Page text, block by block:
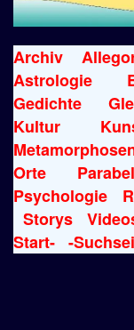
Archiv
Astrologie
Gedichte
Kultur
Orte
Psychologie
Storys
Start- -